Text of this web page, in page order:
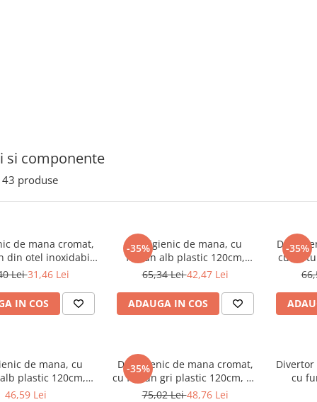
si componente
43 produse
de mana cromat,
din otel inoxidabil
cap rotativ, buton
| 3029
Lei31,46 Lei
IN COS
-35%
Dus igienic de mana, cu
furtun alb plastic 120cm,
buton actionare in partea
65,34 Lei42,47 Lei
ADAUGA IN COS
-35%
Dus
cu
de mana, cu
plastic 120cm,
pe partea
46,59 Lei
-35%
Dus igienic de mana cromat,
cu furtun gri plastic 120cm, cu
cap rotativ, buton actionare in
75,02 Lei48,76 Lei
Divertor
cu